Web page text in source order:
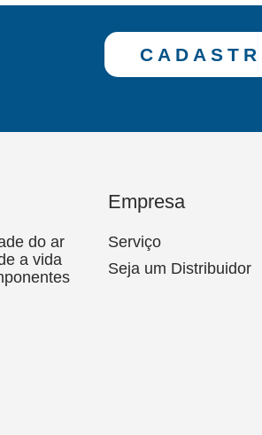
do ar
a vida
Empresa
Serviço
Seja um Distribuidor